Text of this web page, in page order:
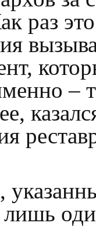
раз
–